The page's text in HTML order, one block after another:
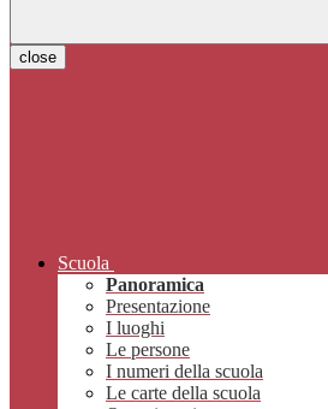
close
Scuola
Panoramica
Presentazione
I luoghi
Le persone
I numeri della scuola
Le carte della scuola